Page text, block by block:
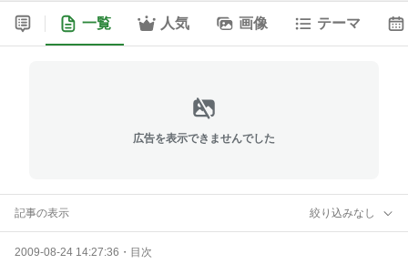
一覧 人気 画像 テーマ
広告を表示できませんでした
記事の表示 絞り込みなし
2009-08-24 14:27:36 ・ 目次